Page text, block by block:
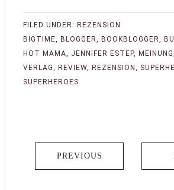
FILED UNDER: REZENSION
BIGTIME, BLOGGER, BOOKBLOGGER,
HOT MAMA, JENNIFER ESTEP, MEINUNG,
VERLAG, REVIEW, REZENSION ,
SUPERHEROES
PREVIOUS